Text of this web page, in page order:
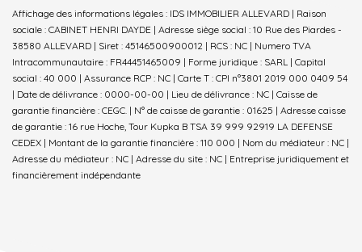
Affichage des informations légales : IDS IMMOBILIER ALLEVARD | Raison
sociale : CABINET HENRI DAYDE | Adresse siège social : 10 Rue des Piardes -
38580 ALLEVARD | Siret : 45146500900012 | RCS : NC | Numero TVA
Intracommunautaire : FR44451465009 | Forme juridique : SARL | Capital
social : 40 000 | Assurance RCP : NC | Carte T : CPI n°3801 2019 000 0409 54
| Date de délivrance : 0000-00-00 | Lieu de délivrance : NC | Caisse de
garantie financière : CEGC. | N° de caisse de garantie : 01625 | Adresse caisse
de garantie : 16 rue Hoche, Tour Kupka B TSA 39 999 92919 LA DEFENSE
CEDEX | Montant de la garantie financière : 110 000 | Nom du médiateur : NC |
Adresse du médiateur : NC | Adresse du site : NC | Entreprise juridiquement et
financièrement indépendante